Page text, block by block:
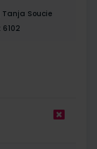
Tanja Soucie
6102